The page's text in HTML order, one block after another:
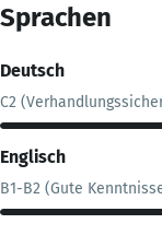
Sprachen
Deutsch
C2
Englisch
B1-B2 (Gute